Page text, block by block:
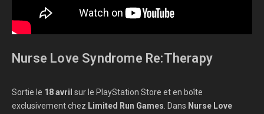
Nurse Love Syndrome Re:Therapy
Sortie le 18 avril sur le PlayStation Store et en boîte
exclusivement chez Limited Run Games. Dans Nurse Love